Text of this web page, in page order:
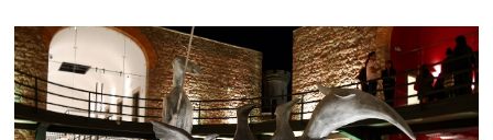
k
p
sus
«cuentos
mágicos»
al
MAM